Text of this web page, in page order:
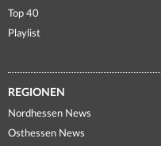
Top 40
Playlist
REGIONEN
Nordhessen News
Osthessen News